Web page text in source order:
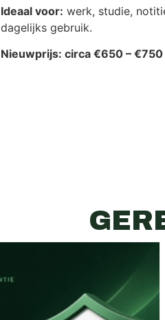
Ideaal voor: werk, studie,
dagelijks gebruik.
Nieuwprijs: circa €650 –